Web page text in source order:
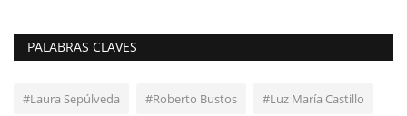
PALABRAS CLAVES
#Laura Sepúlveda #Roberto Bustos #Luz María Castillo